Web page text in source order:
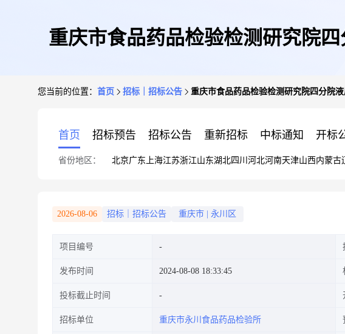
重庆市食品药品检验检测研究院
您当前的位置： 首页 招标｜招标公告 重庆市食品药品检验检测研究院四分院
首页 招标预告 招标公告 重新招标 中标通知 开标
省份地区： 北京广东 上海江苏浙江山东湖北四川 河北河南天津山西内蒙古
2026-08-06 招标｜招标公告 重庆市 永川区
项目编号
发布时间 2024-08-08 18:33:45
投标截止时间
招标单位 重庆市永川食品药品检验所